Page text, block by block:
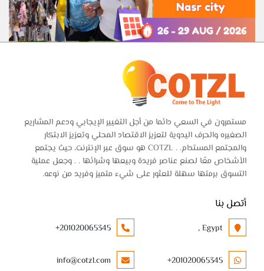
مستمرون في السعي دائما من أجل التغيير الإيجابي ودعم المشاريع
الصغيره والحرف اليدوية لتعزيز الاقتصاد المحلي وتعزيز الابتكار
والمجتمع المستدام. . COTZL هو سوق عبر الإنترنت، حيث يجتمع
الأشخاص معًا لصنع عناصر فريدة وبيعها وشرائها . . وجعل عملية
التسوق برمتها سهلة للعثور على شيء متميز وفريد من نوعه.
أتصل بنا
Egypt ,
+201020065345
+201020065345
info@cotzl.com